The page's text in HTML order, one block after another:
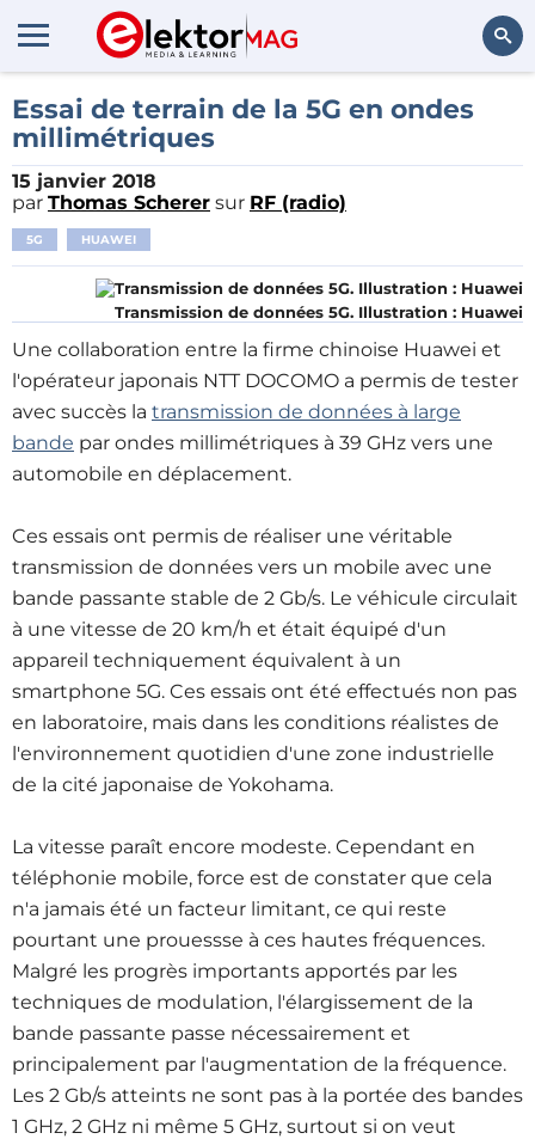
Rechercher
Essai de terrain de la 5G en ondes
millimétriques
15 janvier 2018
par Thomas Scherer sur RF (radio)
5G HUAWEI
Transmission de données 5G. Illustration : Huawei
Une collaboration entre la firme chinoise Huawei et
l'opérateur japonais NTT DOCOMO a permis de tester
avec succès la transmission de données à large
bande par ondes millimétriques à 39 GHz vers une
automobile en déplacement.
Ces essais ont permis de réaliser une véritable
transmission de données vers un mobile avec une
bande passante stable de 2 Gb/s. Le véhicule circulait
à une vitesse de 20 km/h et était équipé d'un
appareil techniquement équivalent à un
smartphone 5G. Ces essais ont été effectués non pas
en laboratoire, mais dans les conditions réalistes de
l'environnement quotidien d'une zone industrielle
de la cité japonaise de Yokohama.
La vitesse paraît encore modeste. Cependant en
téléphonie mobile, force est de constater que cela
n'a jamais été un facteur limitant, ce qui reste
pourtant une prouessse à ces hautes fréquences.
Malgré les progrès importants apportés par les
techniques de modulation, l'élargissement de la
bande passante passe nécessairement et
principalement par l'augmentation de la fréquence.
Les 2 Gb/s atteints ne sont pas à la portée des bandes
1 GHz, 2 GHz ni même 5 GHz, surtout si on veut